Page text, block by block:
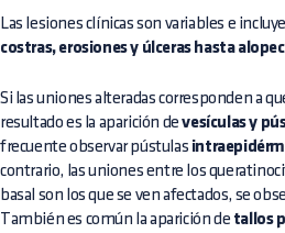
Las lesiones clínicas son variables e
costras, erosiones y úlceras hasta
Si las uniones alteradas corresponden a
resultado es la aparición devesículas y
frecuente observar pústulas
contrario, las uniones entre los
basal son los que se ven afectados, se
También es común la aparición de tallos